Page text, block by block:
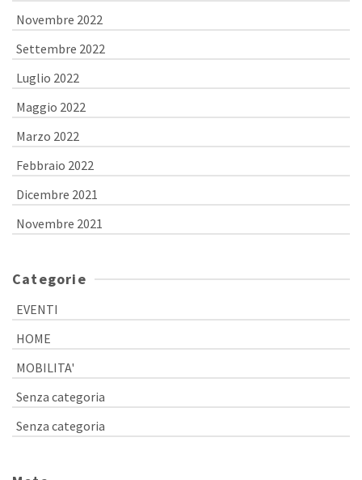
Novembre 2022
Settembre 2022
Luglio 2022
Maggio 2022
Marzo 2022
Febbraio 2022
Dicembre 2021
Novembre 2021
Categorie
EVENTI
HOME
MOBILITA'
Senza categoria
Senza categoria